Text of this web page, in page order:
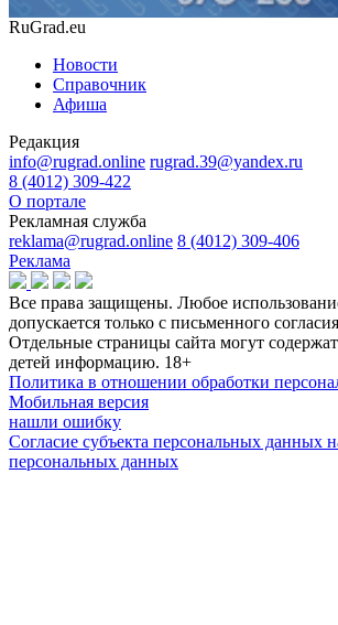
RuGrad.eu
Новости
Справочник
Афиша
Редакция
info@rugrad.online rugrad.39@yandex.ru
8 (4012) 309-422
О портале
Рекламная служба
reklama@rugrad.online 8 (4012) 309-406
Реклама
Все права защищены. Любое
допускается только с письменного
Отдельные страницы сайта могут
детей информацию. 18+
Политика в отношении обработки
Мобильная версия
нашли ошибку
Согласие субъекта персональных данных
персональных данных